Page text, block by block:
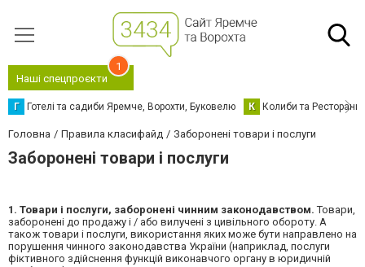
Наші спецпроєкти
1
Г Готелі та садиби Яремче, Ворохти, Буковелю К Колиби та Ресторани
Головна Правила класифайд Заборонені товари і послуги
Заборонені товари і послуги
1. Товари і послуги, заборонені чинним законодавством. Товари,
заборонені до продажу і / або вилучені з цивільного обороту. А
також товари і послуги, використання яких може бути направлено на
порушення чинного законодавства України (наприклад, послуги
фіктивного здійснення функцій виконавчого органу в юридичній